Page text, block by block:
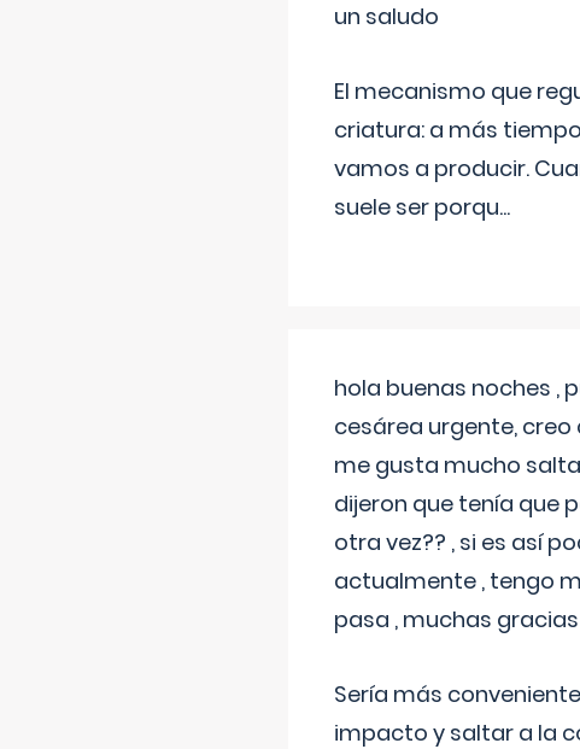
un saludo
El mecanismo que
criatura: a más
vamos a producir.
suele ser porqu...
hola buenas noches ,
cesárea urgente,
me gusta mucho
dijeron que tenía que
otra vez?? , si es así
actualmente , tengo
pasa , muchas gracias
Sería más
impacto y saltar a la